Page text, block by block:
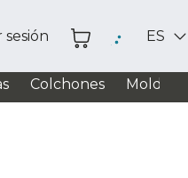
sesión ES
Colchones